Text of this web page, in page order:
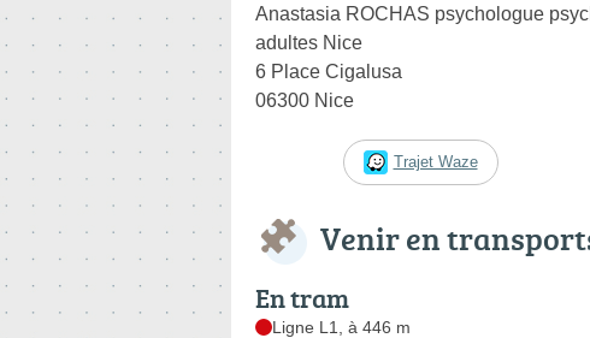
Anastasia ROCHAS psychologue
adultes Nice
6 Place Cigalusa
06300 Nice
Trajet Waze
Venir en
En tram
Ligne L1, à 446 m